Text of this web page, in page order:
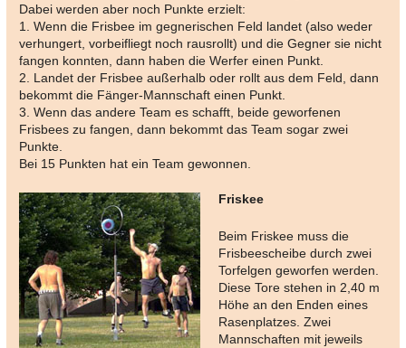
Dabei werden aber noch Punkte erzielt:
1. Wenn die Frisbee im gegnerischen Feld landet (also weder
verhungert, vorbeifliegt noch rausrollt) und die Gegner sie nicht
fangen konnten, dann haben die Werfer einen Punkt.
2. Landet der Frisbee außerhalb oder rollt aus dem Feld, dann
bekommt die Fänger-Mannschaft einen Punkt.
3. Wenn das andere Team es schafft, beide geworfenen
Frisbees zu fangen, dann bekommt das Team sogar zwei
Punkte.
Bei 15 Punkten hat ein Team gewonnen.
Friskee
Beim Friskee muss die
Frisbeescheibe durch zwei
Torfelgen geworfen werden.
Diese Tore stehen in 2,40 m
Höhe an den Enden eines
Rasenplatzes. Zwei
Mannschaften mit jeweils